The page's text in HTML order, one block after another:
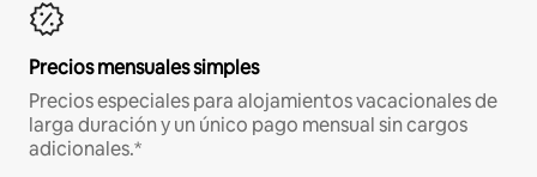
Precios mensuales simples
Precios especiales para alojamientos vacacionales de
larga duración y un único pago mensual sin cargos
adicionales.*